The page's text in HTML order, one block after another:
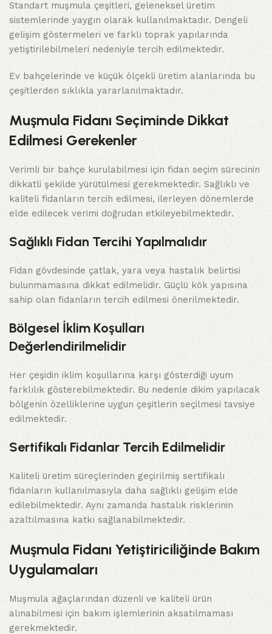
Standart muşmula çeşitleri, geleneksel üretim
sistemlerinde yaygın olarak kullanılmaktadır. Dengeli
gelişim göstermeleri ve farklı toprak yapılarında
yetiştirilebilmeleri nedeniyle tercih edilmektedir.
Ev bahçelerinde ve küçük ölçekli üretim alanlarında bu
çeşitlerden sıklıkla yararlanılmaktadır.
Muşmula Fidanı Seçiminde Dikkat
Edilmesi Gerekenler
Verimli bir bahçe kurulabilmesi için fidan seçim sürecinin
dikkatli şekilde yürütülmesi gerekmektedir. Sağlıklı ve
kaliteli fidanların tercih edilmesi, ilerleyen dönemlerde
elde edilecek verimi doğrudan etkileyebilmektedir.
Sağlıklı Fidan Tercihi Yapılmalıdır
Fidan gövdesinde çatlak, yara veya hastalık belirtisi
bulunmamasına dikkat edilmelidir. Güçlü kök yapısına
sahip olan fidanların tercih edilmesi önerilmektedir.
Bölgesel İklim Koşulları
Değerlendirilmelidir
Her çeşidin iklim koşullarına karşı gösterdiği uyum
farklılık gösterebilmektedir. Bu nedenle dikim yapılacak
bölgenin özelliklerine uygun çeşitlerin seçilmesi tavsiye
edilmektedir.
Sertifikalı Fidanlar Tercih Edilmelidir
Kaliteli üretim süreçlerinden geçirilmiş sertifikalı
fidanların kullanılmasıyla daha sağlıklı gelişim elde
edilebilmektedir. Aynı zamanda hastalık risklerinin
azaltılmasına katkı sağlanabilmektedir.
Muşmula Fidanı Yetiştiriciliğinde Bakım
Uygulamaları
Muşmula ağaçlarından düzenli ve kaliteli ürün
alınabilmesi için bakım işlemlerinin aksatılmaması
gerekmektedir.